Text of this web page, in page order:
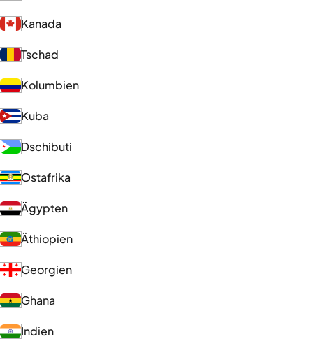
Kanada
Tschad
Kolumbien
Kuba
Dschibuti
Ostafrika
Ägypten
Äthiopien
Georgien
Ghana
Indien